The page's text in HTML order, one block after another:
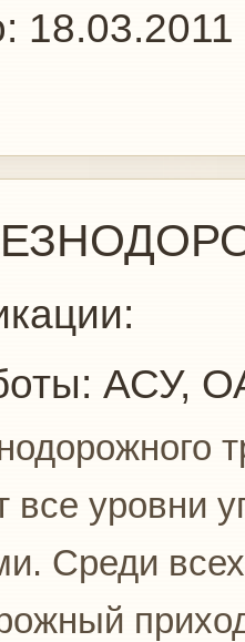
18.03.2011
АСУ,
все уровни
Среди